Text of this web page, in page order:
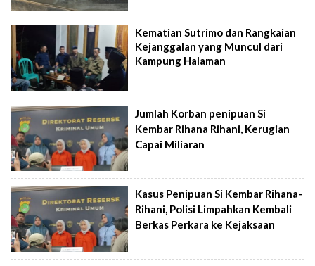
Kematian Sutrimo dan Rangkaian
Kejanggalan yang Muncul dari
Kampung Halaman
Jumlah Korban penipuan Si
Kembar Rihana Rihani, Kerugian
Capai Miliaran
Kasus Penipuan Si Kembar Rihana-
Rihani, Polisi Limpahkan Kembali
Berkas Perkara ke Kejaksaan